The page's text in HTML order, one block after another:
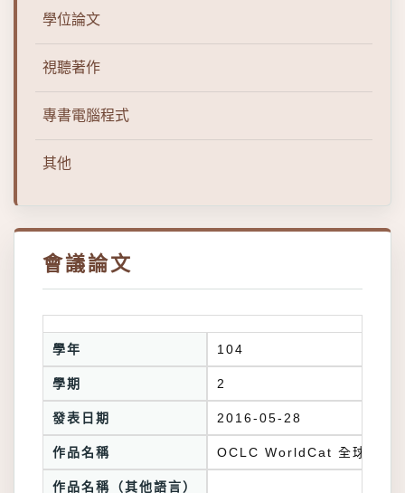
學位論文
視聽著作
專書電腦程式
其他
會議論文
學年 104
學期 2
發表日期 2016-05-28
作品名稱 OCLC WorldCat 全球書目
作品名稱（其他語言）